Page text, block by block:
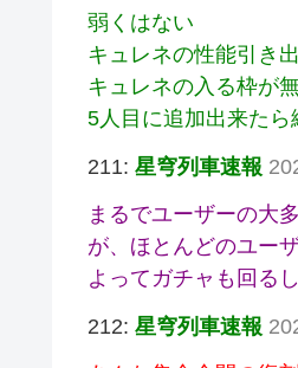
弱くはない
キュレネの性能引き
キュレネの入る枠が
5人目に追加出来たら
211: 星穹列車速報
まるでユーザーの大
が、ほとんどのユー
よってガチャも回る
212: 星穹列車速報